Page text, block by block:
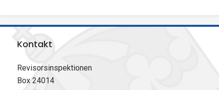
n
Kontakt
Revisorsinspektionen
Box 24014